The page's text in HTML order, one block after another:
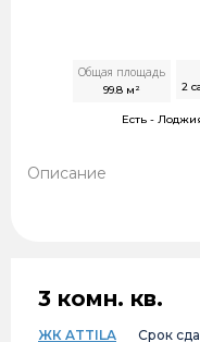
Общая площадь
99.8 м² 2
Есть -
Описание
3 комн. кв.
ЖК ATTILA Срок